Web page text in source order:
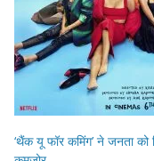
‘थैंक यू फॉर कमिंग’ ने जनता